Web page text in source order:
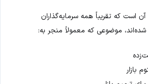
است که تقریباً همه سرمایه‌گذاران
موضوعی که معمولاً منجر به:
بازار